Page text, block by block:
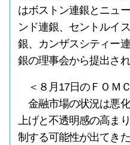
はボストン連銀とニュ
ンド連銀、セントルイ
銀、カンザスシティー
銀の理事会から提出され
＜８月17日のＦＯＭ
金融市場の状況は悪
上げと不透明感の高ま
制する可能性が出てき